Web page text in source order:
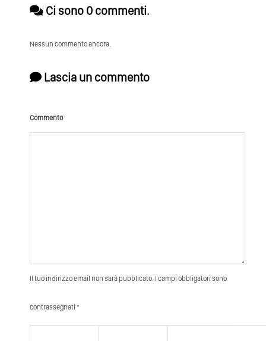
Ci sono 0 commenti.
Nessun commento ancora.
Lascia un commento
Commento
Il tuo indirizzo email non sarà pubblicato. I campi obbligatori sono
contrassegnati *